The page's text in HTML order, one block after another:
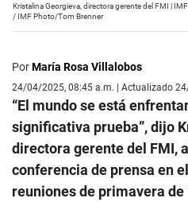
Kristalina Georgieva, directora gerente del FMI |
/ IMF Photo/Tom Brenner
PorMaría Rosa Villalobos
24/04/2025, 08:45 a.m. | Actualizado
“El mundo se está
significativa prueba”, dijo
directora gerente del FMI,
conferencia de prensa en
reuniones de primavera de